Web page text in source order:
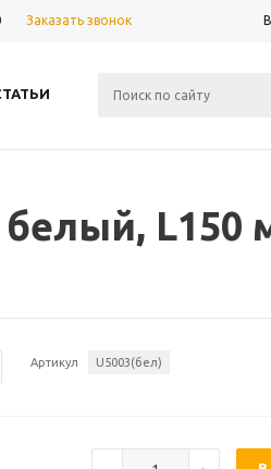
Заказать звонок
L150
Артикул U5003(бел)